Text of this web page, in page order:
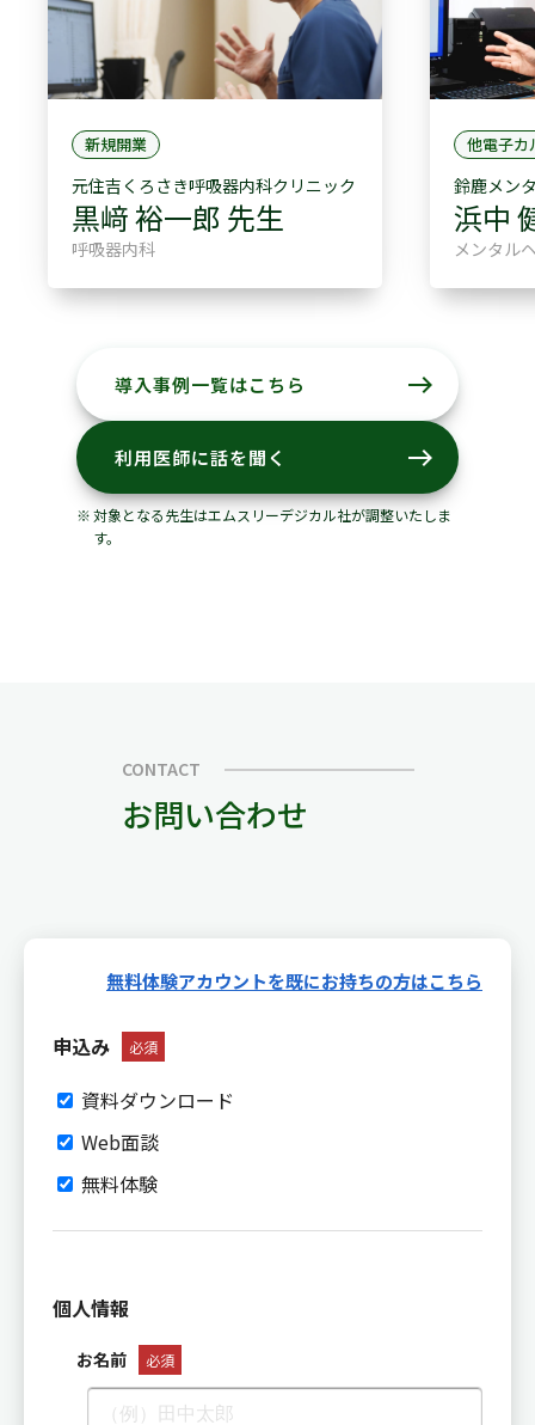
新規開業
元住吉くろさき呼吸器内科クリニック
黒﨑 裕一郎 先生
呼吸器内科
他電子カ
鈴鹿メン
浜中
メンタル
導入事例一覧はこちら east
利用医師に話を聞く east
対象となる先生はエムスリーデジカル社が調整いたしま
す。
CONTACT
お問い合わせ
無料体験アカウントを既にお持ちの方はこちら
申込み 必須
資料ダウンロード
Web面談
無料体験
個人情報
お名前 必須